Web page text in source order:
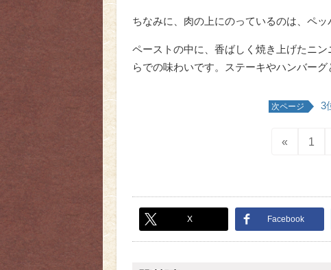
ちなみに、肉の上にのっているのは、ペッ
ペーストの中に、香ばしく焼き上げたニ
らでの味わいです。ステーキやハンバーグ
次ページ 3
« 1
X Facebook